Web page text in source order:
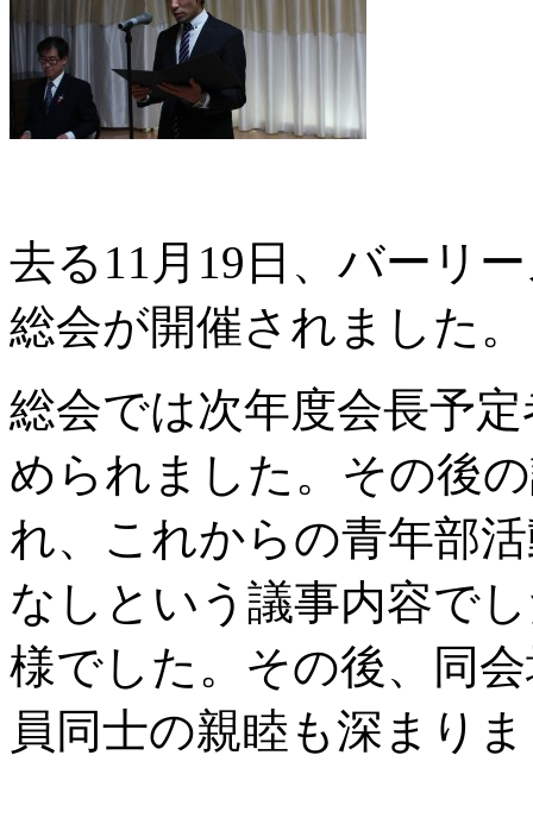
去る11月19日、バーリ
総会が開催されました。
総会では次年度会長予
められました。その後
れ、これからの青年部
なしという議事内容で
様でした。その後、同
員同士の親睦も深まり